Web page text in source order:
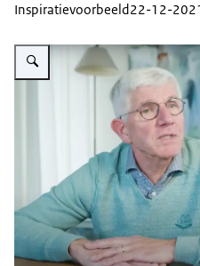
Inspiratievoorbeeld22-12-
Vergroot afbeelding Samen